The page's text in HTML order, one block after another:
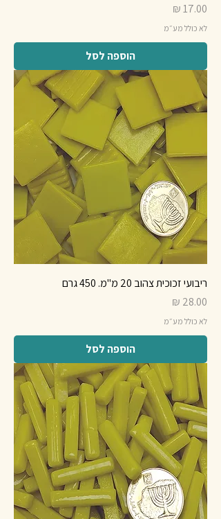
מחיר
לא כולל מע״מ
הוספה לסל
ריבועי זכוכית צהוב 20 מ"מ. 450 גרם
מחיר
לא כולל מע״מ
הוספה לסל